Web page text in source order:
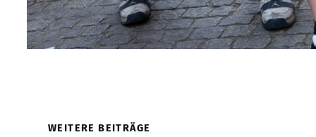
WEITERE BEITRÄGE